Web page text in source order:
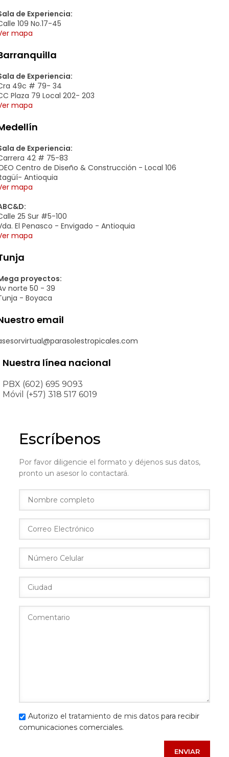
de Experiencia:
109 No.17-45
mapa
de Experiencia:
49c # 79- 34
Plaza 79 Local 202- 203
mapa
de Experiencia:
42 # 75-83
Centro de Diseño & Construcción - Local 106
Antioquia
mapa
25 Sur #5-100
El Penasco - Envigado - Antioquia
mapa
proyectos:
norte 50 - 39
- Boyaca
email
Nuestra línea nacional
PBX (602) 695 9093
Móvil (+57) 318 517 6019
Escríbenos
Por favor diligencie el formato y déjenos sus datos,
pronto un asesor lo contactará.
Autorizo el tratamiento de mis datos para recibir
comunicaciones comerciales.